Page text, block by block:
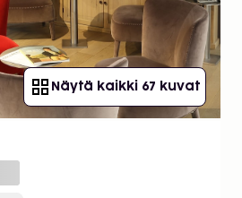
Näytä kaikki 67 kuvat